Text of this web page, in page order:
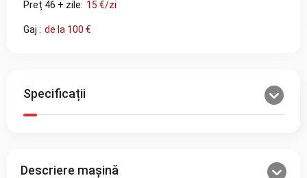
Preț 46 + zile: 15 €/zi
Gaj : de la 100 €
Specificații
Descriere mașină